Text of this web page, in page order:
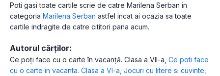
Poti gasi toate cartile scrie de catre Marilena Serban in
categoria Marilena Serban astfel incat ai ocazia sa toate
cartile indragite de catre cititori pana acum.
Autorul cărților:
Ce poți face cu o carte în vacanță. Clasa a VII-a Ce poti face
cu o carte in vacanta. Clasa a VI-a Jocuri cu litere si cuvinte